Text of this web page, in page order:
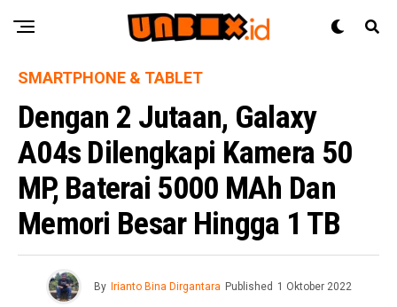
SMARTPHONE & TABLET
Dengan 2 Jutaan, Galaxy
A04s Dilengkapi Kamera 50
MP, Baterai 5000 MAh Dan
Memori Besar Hingga 1 TB
By Irianto Bina Dirgantara Published 1 Oktober 2022